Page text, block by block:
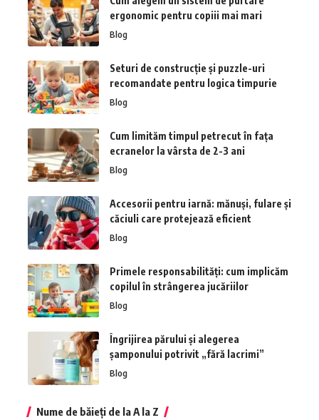
ergonomic pentru copiii mai mari
Blog
Seturi de construcție și puzzle-uri
recomandate pentru logica timpurie
Blog
Cum limităm timpul petrecut în fața
ecranelor la vârsta de 2-3 ani
Blog
Accesorii pentru iarnă: mănuși, fulare și
căciuli care protejează eficient
Blog
Primele responsabilități: cum implicăm
copilul în strângerea jucăriilor
Blog
Îngrijirea părului și alegerea
șamponului potrivit „fără lacrimi”
Blog
Nume de băieți de la A la Z